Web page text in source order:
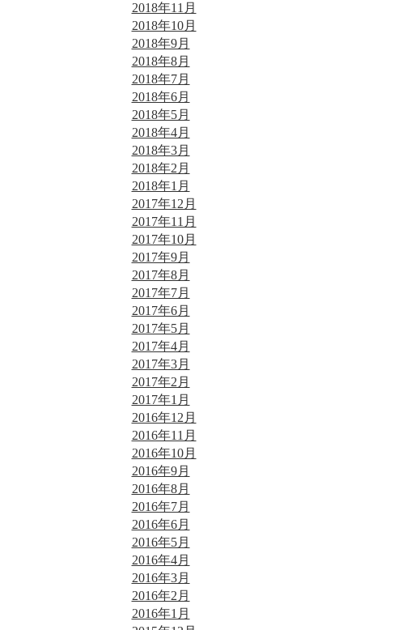
2018年11月
2018年10月
2018年9月
2018年8月
2018年7月
2018年6月
2018年5月
2018年4月
2018年3月
2018年2月
2018年1月
2017年12月
2017年11月
2017年10月
2017年9月
2017年8月
2017年7月
2017年6月
2017年5月
2017年4月
2017年3月
2017年2月
2017年1月
2016年12月
2016年11月
2016年10月
2016年9月
2016年8月
2016年7月
2016年6月
2016年5月
2016年4月
2016年3月
2016年2月
2016年1月